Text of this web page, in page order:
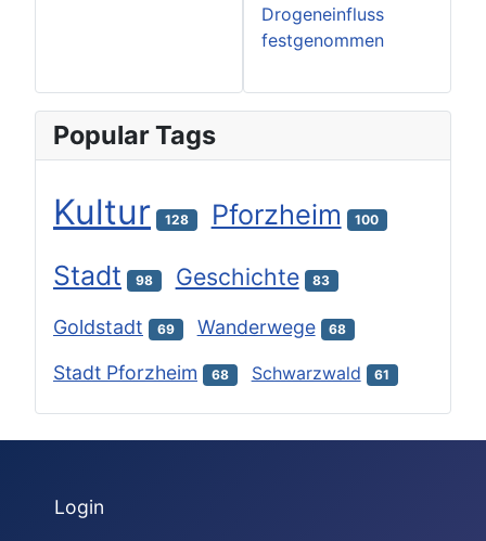
Drogeneinfluss
festgenommen
Popular Tags
Kultur 128 Pforzheim 100
Stadt 98 Geschichte 83
Goldstadt 69 Wanderwege 68
Stadt Pforzheim 68 Schwarzwald 61
Login